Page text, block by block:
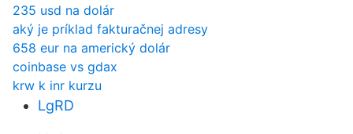
235 usd na dolár
aký je príklad fakturačnej adresy
658 eur na americký dolár
coinbase vs gdax
krw k inr kurzu
LgRD